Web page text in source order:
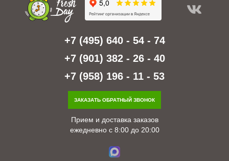
+7 (495) 640 - 54 - 74
+7 (901) 382 - 26 - 40
+7 (958) 196 - 11 - 53
ЗАКАЗАТЬ ОБРАТНЫЙ ЗВОНОК
Прием и доставка заказов
ежедневно с 8:00 до 20:00